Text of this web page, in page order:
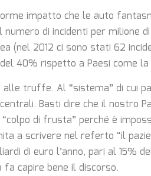
impatto che le auto
numero di incidenti per milione
(nel 2012 ci sono stati 62
40% rispetto a Paesi come la
alle truffe. Al “sistema” di cui
Basti dire che il nostro
“colpo di frusta” perché è
a scrivere nel referto “il
di euro l’anno, pari al 15%
fa capire bene il discorso.